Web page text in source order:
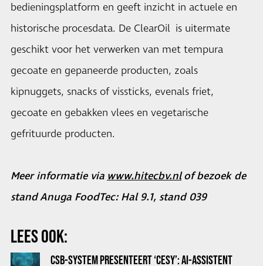
bedieningsplatform en geeft inzicht in actuele en
historische procesdata. De ClearOil is uitermate
geschikt voor het verwerken van met tempura
gecoate en gepaneerde producten, zoals
kipnuggets, snacks of vissticks, evenals friet,
gecoate en gebakken vlees en vegetarische
gefrituurde producten.
Meer informatie viawww.hitecbv.nlof bezoek de
stand Anuga FoodTec: Hal 9.1, stand 039
LEES OOK:
CSB-SYSTEM PRESENTEERT ‘CESY’: AI-ASSISTENT